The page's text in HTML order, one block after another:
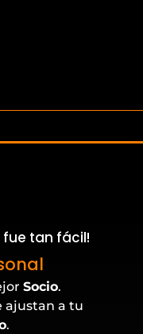
fue tan fácil!
Socio.
ajustan a tu
.